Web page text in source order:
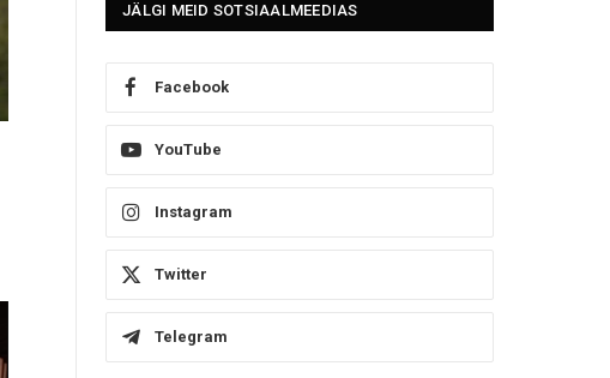
JÄLGI MEID SOTSIAALMEEDIAS
Facebook
YouTube
Instagram
Twitter
Telegram